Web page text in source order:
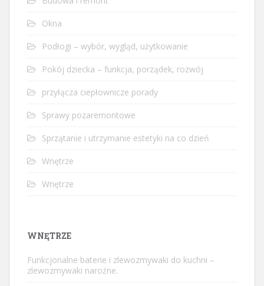
Okna
Podłogi – wybór, wygląd, użytkowanie
Pokój dziecka – funkcja, porządek, rozwój
przyłącza ciepłownicze porady
Sprawy pozaremontowe
Sprzątanie i utrzymanie estetyki na co dzień
Wnętrze
Wnętrze
WNĘTRZE
Funkcjonalne baterie i zlewozmywaki do kuchni –
zlewozmywaki narożne.